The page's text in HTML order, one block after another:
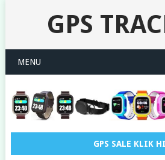
GPS
MENU
GPS SALE KLIK